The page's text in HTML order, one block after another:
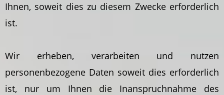
Ihnen, soweit dies zu diesem Zwecke erforderlich
ist.
Wir erheben, verarbeiten und nutzen
personenbezogene Daten soweit dies erforderlich
ist, nur um Ihnen die Inanspruchnahme des